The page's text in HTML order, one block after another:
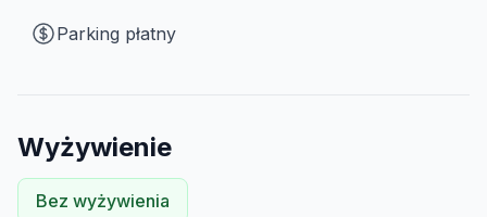
Parking płatny
Wyżywienie
Bez wyżywienia